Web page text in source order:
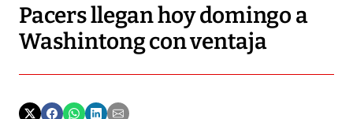
Pacers llegan hoy domingo a
Washintong con ventaja